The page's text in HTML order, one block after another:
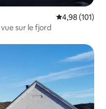
Note
4,98 (101)
sur le fjord